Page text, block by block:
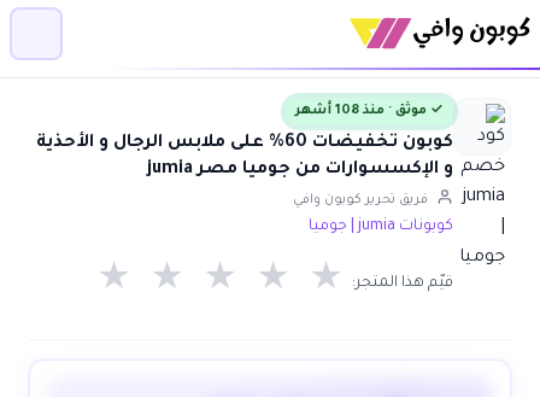
✓ موثق · منذ 108 أشهر
كوبون تخفيضات 60% على ملابس الرجال و الأحذية
و الإكسسوارات من جوميا مصر jumia
فريق تحرير كوبون وافي
كوبونات jumia | جوميا
قيّم هذا المتجر: ★ ★ ★ ★ ★